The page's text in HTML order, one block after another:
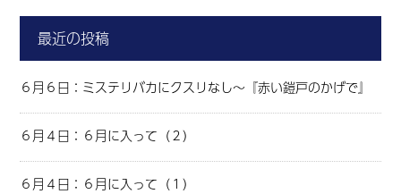
最近の投稿
６月６日：ミステリバカにクスリなし～『赤い鎧戸のかげで』
６月４日：６月に入って（２）
６月４日：６月に入って（１）